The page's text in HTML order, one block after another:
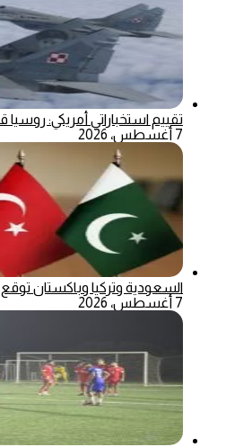
تقييم استخباراتي أمريكي: روسيا قد
7 أغسطس، 2026
السعودية وتركيا وباكستان
7 أغسطس، 2026